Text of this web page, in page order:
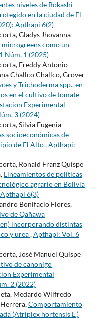
niveles de Bokashi
en la ciudad de El
Apthapi 6(2)
Gladys Jhovanna
como un
Núm. 1 (2025)
Freddy Antonio
Challco Challco, Grover
y Trichoderma spp., en
en el cultivo de tomate
Experimental
3 (2024)
Silvia Eugenia
socioeconómicas de
de El Alto,Apthapi:
Ronald Franz Quispe
Lineamientos de políticas
agrario en Bolivia
6(3)
Bonifacio Flores,
de Qañawa
incorporando distintas
y urea,Apthapi: Vol. 6
José Manuel Quispe
de canonigo
Experimental
2 (2022)
Medardo Wilfredo
Comportamiento
(Atriplex hortensis L.)